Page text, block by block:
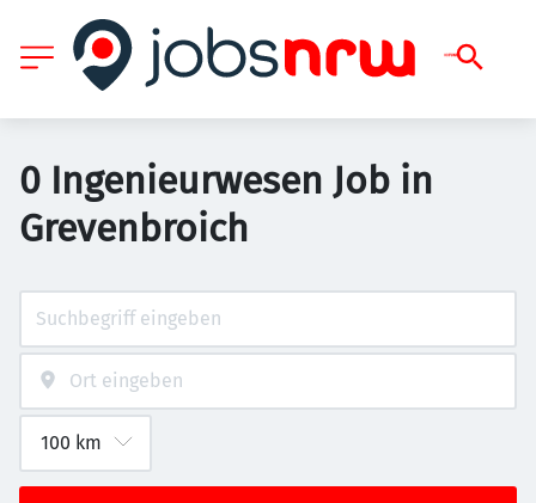
0 Ingenieurwesen Job in
Grevenbroich